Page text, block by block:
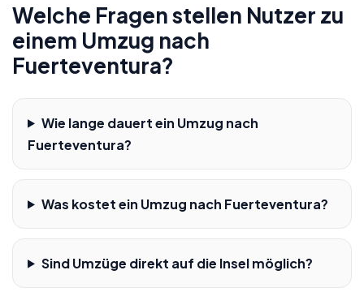
Welche Fragen stellen Nutzer zu
einem Umzug nach
Fuerteventura?
Wie lange dauert ein Umzug nach
Fuerteventura?
Was kostet ein Umzug nach Fuerteventura?
Sind Umzüge direkt auf die Insel möglich?